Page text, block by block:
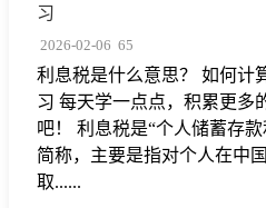
习
2026-02-06 65
利息税是什么意思？ 如何计
习 每天学一点点，积累更多
吧！ 利息税是“个人储蓄存
简称，主要是指对个人在中
取......